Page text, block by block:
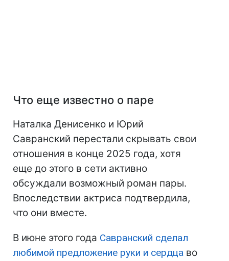
Что еще известно о паре
Наталка Денисенко и Юрий
Савранский перестали скрывать свои
отношения в конце 2025 года, хотя
еще до этого в сети активно
обсуждали возможный роман пары.
Впоследствии актриса подтвердила,
что они вместе.
В июне этого года Савранский сделал
любимой предложение руки и сердца во